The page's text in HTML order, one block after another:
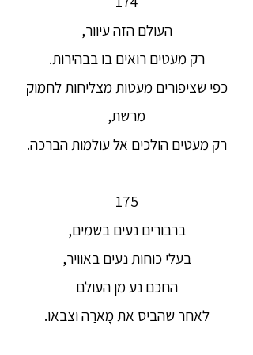
העולם הזה עיוור,
רק מעטים רואים בו בבהירות.
כפי שציפורים מעטות מצליחות לחמוק
מרשת,
רק מעטים הולכים אל עולמות הברכה.
175
ברבורים נעים בשמים,
בעלי כוחות נעים באוויר,
החכם נע מן העולם
לאחר שהביס את מָארַה וצבאו.